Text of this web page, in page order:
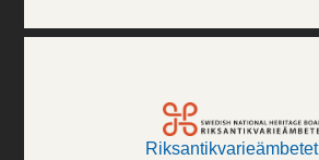
Riksantikvarieämbetet